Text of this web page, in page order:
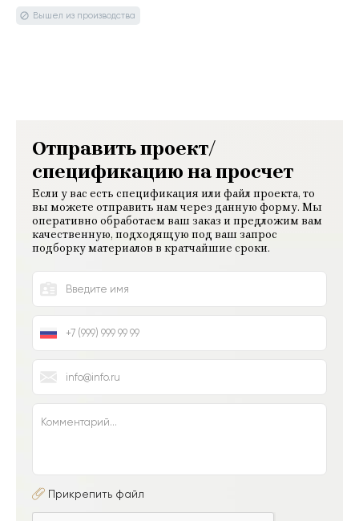
Отправить проект/
спецификацию на просчет
Если у вас есть спецификация или файл проекта, то
вы можете отправить нам через данную форму. Мы
оперативно обработаем ваш заказ и предложим вам
качественную, подходящую под ваш запрос
подборку материалов в кратчайшие сроки.
Прикрепить файл